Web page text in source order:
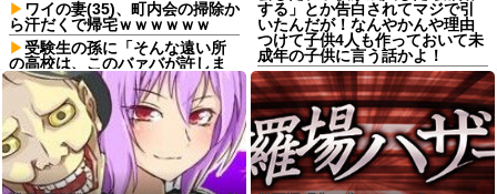
ワイの妻(35)、町内会の掃除か
ら汗だくで帰宅ｗｗｗｗｗｗ
受験生の孫に「そんな遠い所
の高校は、このバァバが許しま
せんよ」と言い出したトメ。そ
の瞬間、息子がブチギレて...
姉が緊急入院したとき、婚約
者はパチ打って電話に出ず合コ
ン向かった。GPSで場所を特定
されて、双方の父親が乗り込ん
だ
する」とか告白されてマジで引
いたんだが！なんやかんや理由
つけて子供4人も作っておいて未
成年の子供に言う話かよ！
【悲報】専門家「マンジャロ
乱用してる女さん、将来骨スカ
スカで詰みます」
【画像】フジテレビで水着
JK♡♡♡♡♡♡
日頃から「泥棒の9割は韓国
人」と嫌韓発言を繰り返すト